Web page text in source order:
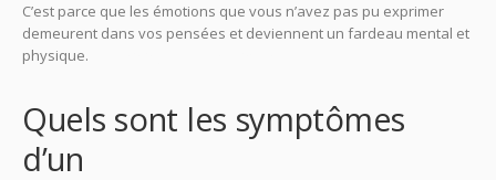
C’est parce que les émotions que vous n’avez pas pu exprimer
demeurent dans vos pensées et deviennent un fardeau mental et
physique.
Quels sont les symptômes
d’un